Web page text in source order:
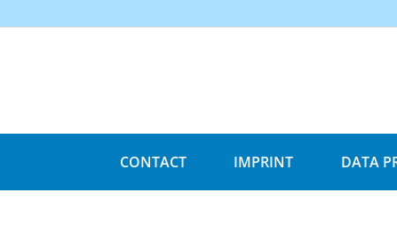
CONTACT IMPRINT DATA